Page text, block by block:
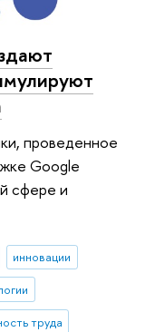
проведенное
Google
сфере и
инновации
труда